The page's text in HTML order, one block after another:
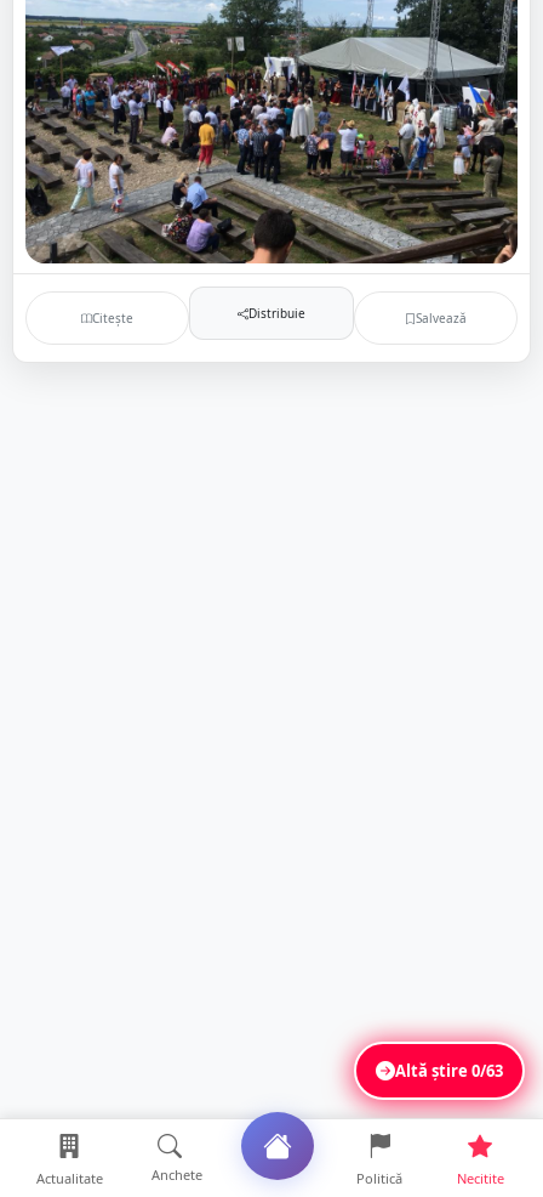
Citește Distribuie Salvează
Altă știre0/63
Actualitate Anchete Politică Necitite